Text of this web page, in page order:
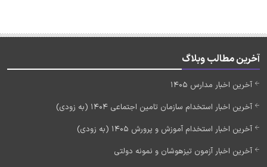
آخرین مطالب وبلاگ
آخرین اخبار مدارس 1405
آخرین اخبار استخدام سازمان تامین اجتماعی 1404 (به زودی)
آخرین اخبار استخدام آموزش و پرورش 1405 (به زودی)
آخرین اخبار آزمون تیزهوشان و نمونه دولتی